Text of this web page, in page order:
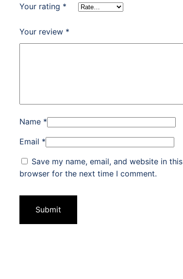
Your rating *
Your review *
Name *
Email *
Save my name, email, and website in this
browser for the next time I comment.